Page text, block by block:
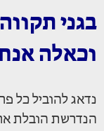
בגני
וכאלה
נדאג להוביל כל
הנדרשת הובלת